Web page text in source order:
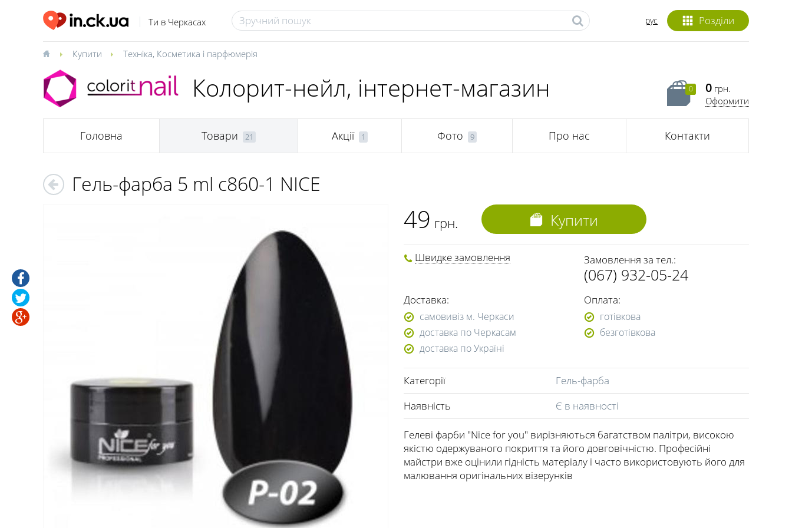
Ти в Черкасах Розділи
рус
Купити Техніка, Косметика і парфюмерія
Колорит-нейл, інтернет-магазин 0 0 грн.
Оформити
Головна Товари 21 Акції 1 Фото 9 Про нас Контакти
Гель-фарба 5 ml c860-1 NICE
49 грн. Купити
Швидке замовлення Замовлення за тел.:
(067) 932-05-24
Доставка:
самовивіз м. Черкаси
доставка по Черкасам
доставка по Україні
Оплата:
готівкова
безготівкова
Категорії
Гель-фарба
Наявність
Є в наявності
Гелеві фарби "Nice for you" вирізняються багатством палітри, високою
якістю одержуваного покриття та його довговічністю. Професійні
майстри вже оцінили гідність матеріалу і часто використовують його для
малювання оригінальних візерунків